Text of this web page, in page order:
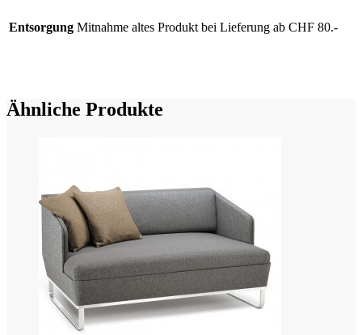
Entsorgung Mitnahme altes Produkt bei Lieferung ab CHF 80.-
Ähnliche Produkte